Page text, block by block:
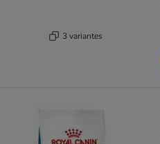
3 variantes